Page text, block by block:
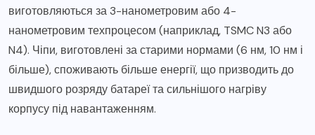
виготовляються за 3-нанометровим або 4-
нанометровим техпроцесом (наприклад, TSMC N3 або
N4). Чіпи, виготовлені за старими нормами (6 нм, 10 нм і
більше), споживають більше енергії, що призводить до
швидшого розряду батареї та сильнішого нагріву
корпусу під навантаженням.